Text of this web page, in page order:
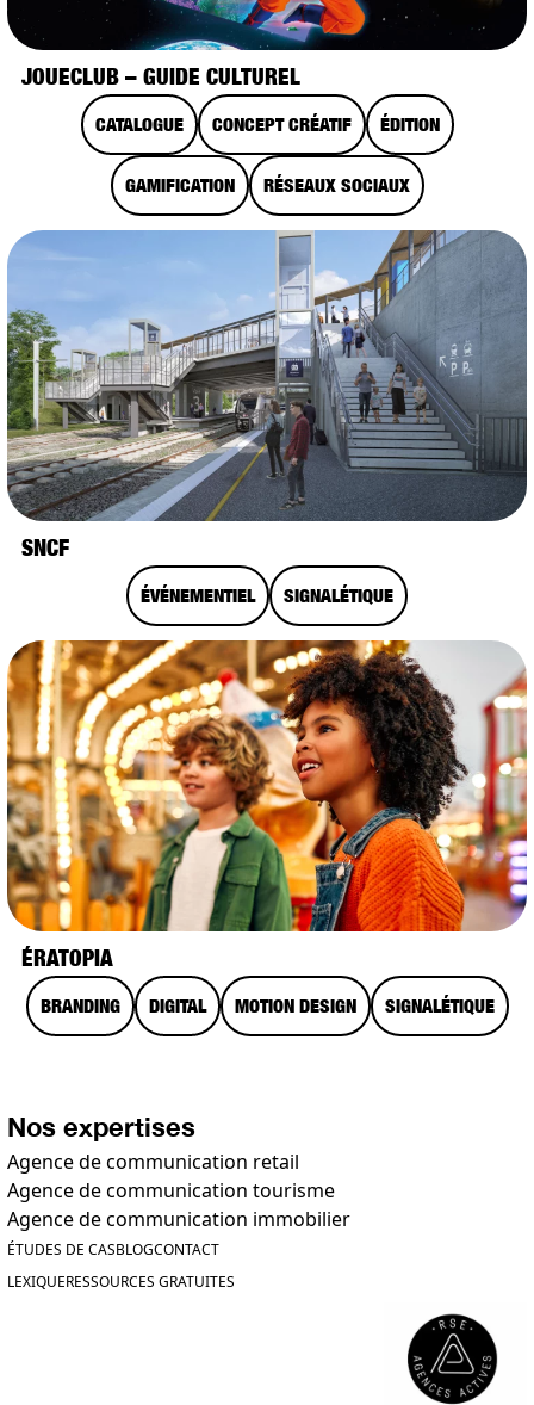
JOUECLUB – GUIDE CULTUREL
CATALOGUE CONCEPT CRÉATIF ÉDITION
GAMIFICATION RÉSEAUX SOCIAUX
SNCF
ÉVÉNEMENTIEL SIGNALÉTIQUE
ÉRATOPIA
BRANDING DIGITAL MOTION DESIGN SIGNALÉTIQUE
Nos expertises
Agence de communication retail
Agence de communication tourisme
Agence de communication immobilier
ÉTUDES DE CASBLOGCONTACT
LEXIQUERESSOURCES GRATUITES